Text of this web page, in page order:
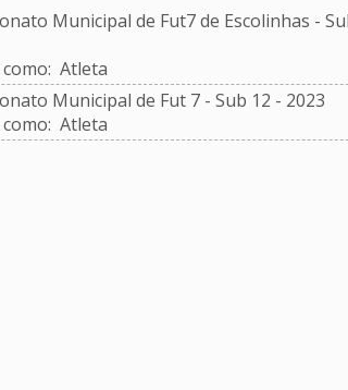
Municipal de Fut7 de Escolinhas -
Atleta
Municipal de Fut 7 - Sub 12 - 2023
Atleta